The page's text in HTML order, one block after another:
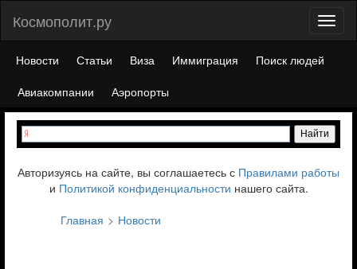
Космополит.ру
Новости Статьи Виза Иммиграция
Поиск людей
Авиакомпании
Аэропорты
Авторизуясь на сайте, вы соглашаетесь с Правилами работы
и Политикой конфиденциальности нашего сайта.
Главная
Новости